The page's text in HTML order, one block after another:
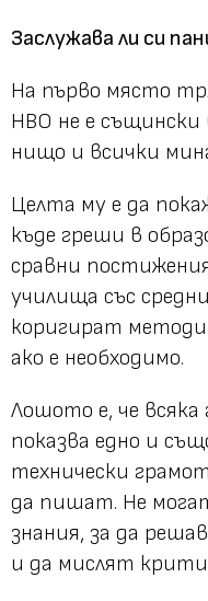
Заслужава ли си
На първо място
НВО не е
нищо и всички
Целта му е да
къде греши в
сравни
училища със
коригират
ако е необходимо.
Лошото е, че всяка
показва едно и
технически
да пишат. Не
знания, за да
и да мислят